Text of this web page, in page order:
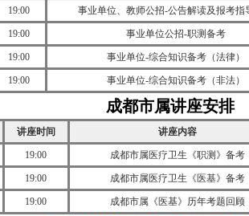
19:00 事业单位、教师公招-公告解读及报考指
19:00 事业单位公招-职测备考
19:00 事业单位-综合知识备考（法律）
19:00 事业单位-综合知识备考（非法）
成都市属讲座安排
讲座时间 讲座内容
19:00 成都市属医疗卫生《职测》备考
19:00 成都市属医疗卫生《医基》备考
19:00 成都市属《医基》历年考题回顾